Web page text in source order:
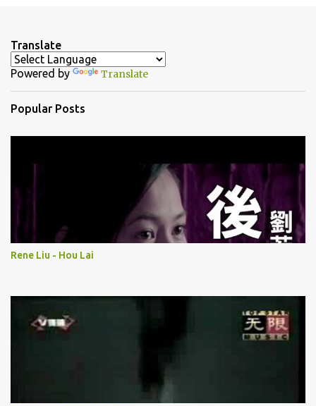
a
C
o
m
m
e
Translate
Powered by Translate
Popular Posts
Rene Liu - Hou Lai